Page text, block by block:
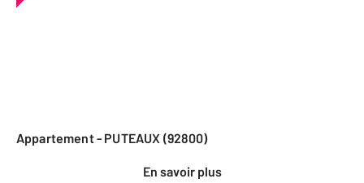
Appartement - PUTEAUX (92800)
En savoir plus